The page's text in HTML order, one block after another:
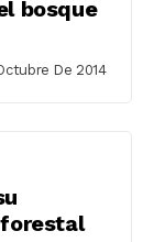
bosque
De 2014